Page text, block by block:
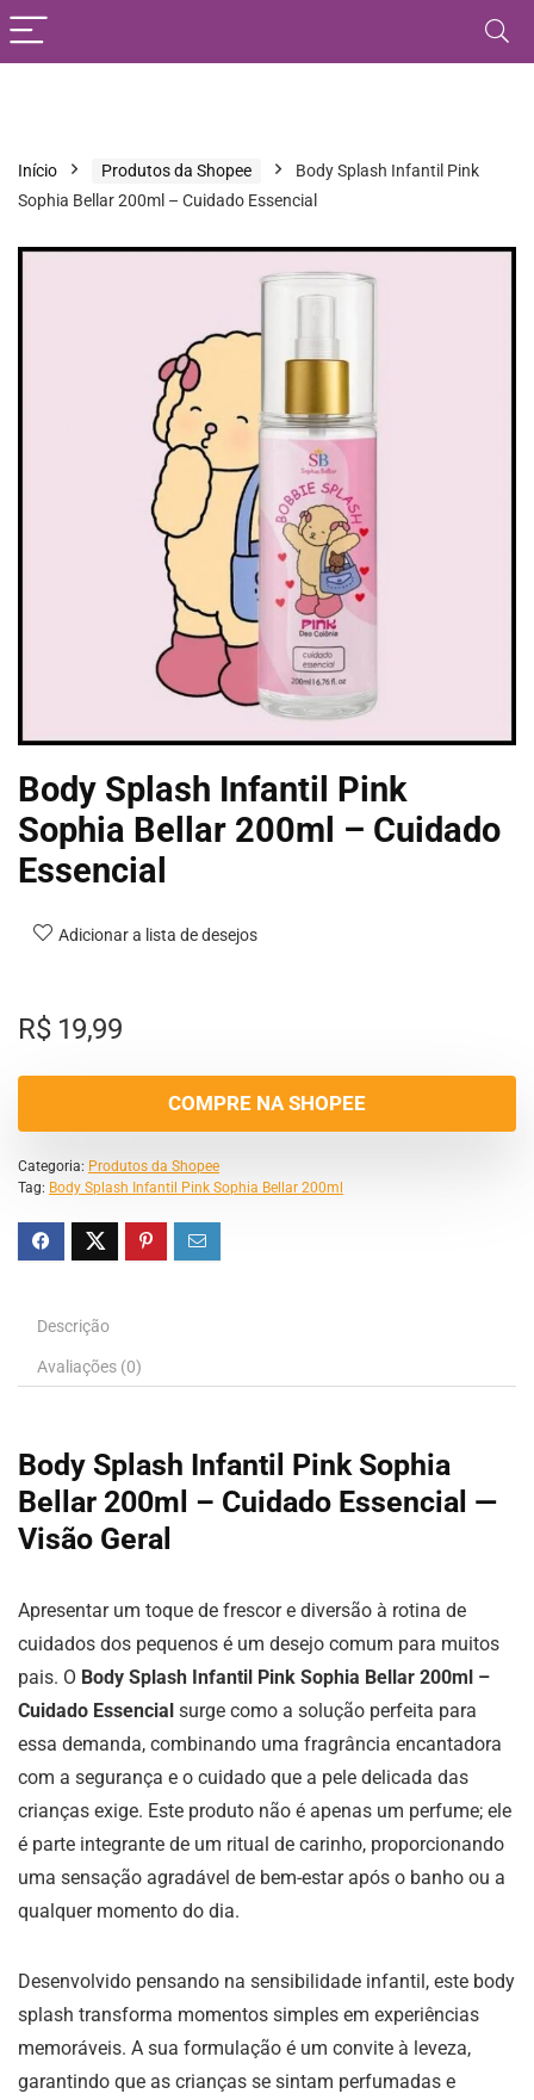
Início Produtos da Shopee
Body Splash Infantil Pink
Sophia Bellar 200ml – Cuidado Essencial
Body Splash Infantil Pink
Sophia Bellar 200ml – Cuidado
Essencial
Adicionar a lista de desejos
R$19,99
COMPRE NA SHOPEE
Categoria: Produtos da Shopee
Tag: Body Splash Infantil Pink Sophia Bellar 200ml
Descrição
Avaliações (0)
Body Splash Infantil Pink Sophia
Bellar 200ml – Cuidado Essencial —
Visão Geral
Apresentar um toque de frescor e diversão à rotina de
cuidados dos pequenos é um desejo comum para muitos
pais. O Body Splash Infantil Pink Sophia Bellar 200ml –
Cuidado Essencial surge como a solução perfeita para
essa demanda, combinando uma fragrância encantadora
com a segurança e o cuidado que a pele delicada das
crianças exige. Este produto não é apenas um perfume; ele
é parte integrante de um ritual de carinho, proporcionando
uma sensação agradável de bem-estar após o banho ou a
qualquer momento do dia.
Desenvolvido pensando na sensibilidade infantil, este body
splash transforma momentos simples em experiências
memoráveis. A sua formulação é um convite à leveza,
garantindo que as crianças se sintam perfumadas e